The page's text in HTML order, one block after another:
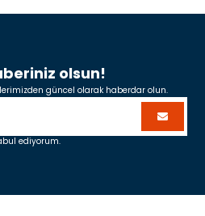
olsun!
güncel olarak haberdar olun.
ediyorum.